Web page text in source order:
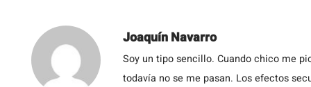
Joaquín Navarro
Soy un tipo sencillo. Cuando chico me
todavía no se me pasan. Los efectos